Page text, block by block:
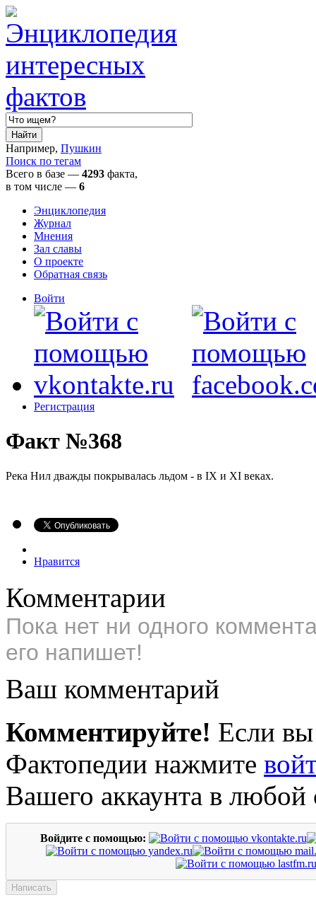
Например, Пушкин
Поиск по тегам
Всего в базе — 4293 факта,
в том числе — 6
Энциклопедия
Журнал
Мнения
Зал славы
О проекте
Обратная связь
Войти
Регистрация
Факт №368
Река Нил дважды покрывалась льдом - в IX и XI веках.
Нравится
Комментарии
Пока нет ни одного
его напишет!
Ваш комментарий
Комментируйте! Если вы
Фактопедии нажмите
Вашего аккаунта в любой
Войдите с помощью: